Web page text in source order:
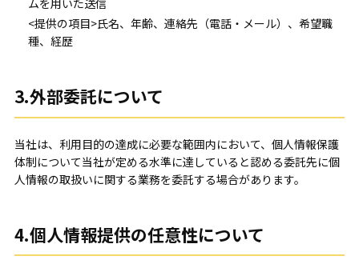
<提供の項目>氏名、年齢、連絡先（電話・メール）、希望職
種、経歴
3.外部委託について
当社は、利用目的の達成に必要な範囲内において、個人情報保護
体制について当社が定める水準に達していると認める委託先に個
人情報の取扱いに関する業務を委託する場合があります。
4.個人情報提供の任意性について